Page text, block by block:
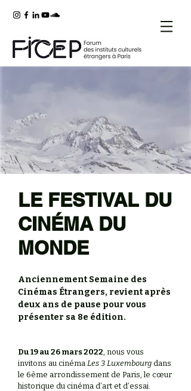
LE FESTIVAL DU
CINÉMA DU
MONDE
Anciennement Semaine des
Cinémas Étrangers, revient après
deux ans de pause pour vous
présenter sa 8e édition.
Du 19 au 26 mars 2022, nous vous
invitons au cinéma Les 3 Luxembourg dans
le 6ème arrondissement de Paris, le cœur
historique du cinéma d’art et d’essai.